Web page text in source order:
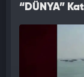
“DÜNYA”